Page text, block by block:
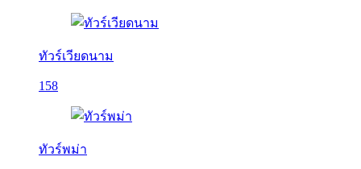
ทัวร์เวียดนาม
158
ทัวร์พม่า